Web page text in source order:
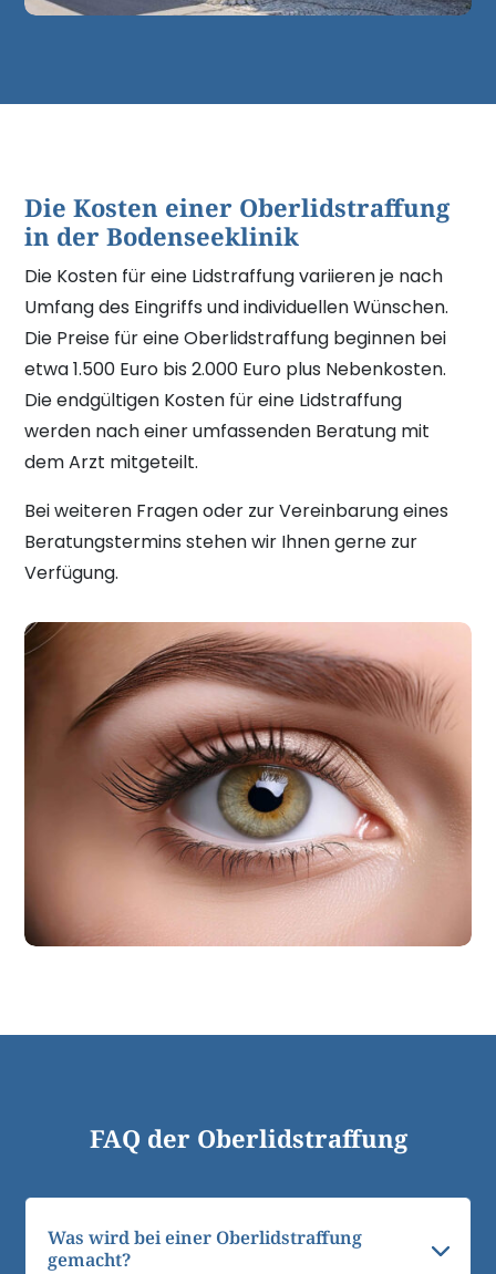
Die Kosten einer Oberlidstraffung
in der Bodenseeklinik
Die Kosten für eine Lidstraffung variieren je nach
Umfang des Eingriffs und individuellen Wünschen.
Die Preise für eine Oberlidstraffung beginnen bei
etwa 1.500 Euro bis 2.000 Euro plus Nebenkosten.
Die endgültigen Kosten für eine Lidstraffung
werden nach einer umfassenden Beratung mit
dem Arzt mitgeteilt.
Bei weiteren Fragen oder zur Vereinbarung eines
Beratungstermins stehen wir Ihnen gerne zur
Verfügung.
FAQ der Oberlidstraffung
Was wird bei einer Oberlidstraffung
gemacht?